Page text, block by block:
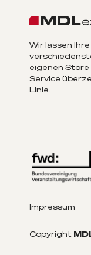
Wir lassen
eigenen Store
Service
Linie.
Impressum
Copyright